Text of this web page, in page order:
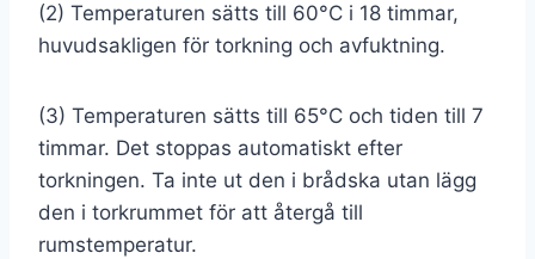
(2) Temperaturen sätts till 60°C i 18 timmar,
huvudsakligen för torkning och avfuktning.
(3) Temperaturen sätts till 65°C och tiden till 7
timmar. Det stoppas automatiskt efter
torkningen. Ta inte ut den i brådska utan lägg
den i torkrummet för att återgå till
rumstemperatur.